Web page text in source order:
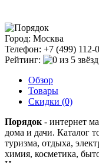
Город: Москва
Телефон: +7 (499) 112-
Рейтинг:
Обзор
Товары
Скидки (0)
Порядок - интернет
дома и дачи. Каталог
туризма, отдыха,
химия, косметика,